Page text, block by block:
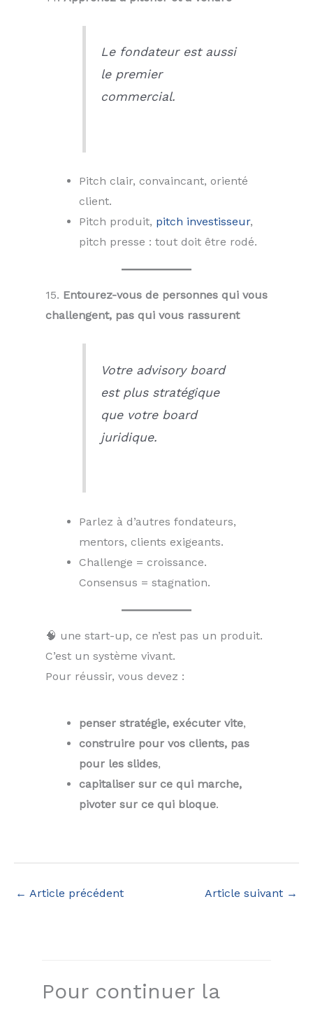
Le fondateur est aussi
le premier
commercial.
Pitch clair, convaincant, orienté
client.
Pitch produit, pitch investisseur,
pitch presse : tout doit être rodé.
15. Entourez-vous de personnes qui vous
challengent, pas qui vous rassurent
Votre advisory board
est plus stratégique
que votre board
juridique.
Parlez à d’autres fondateurs,
mentors, clients exigeants.
Challenge = croissance.
Consensus = stagnation.
🧠 une start-up, ce n’est pas un produit.
C’est un système vivant.
Pour réussir, vous devez :
penser stratégie, exécuter vite,
construire pour vos clients, pas
pour les slides,
capitaliser sur ce qui marche,
pivoter sur ce qui bloque.
← Article précédent Article suivant →
Pour continuer la